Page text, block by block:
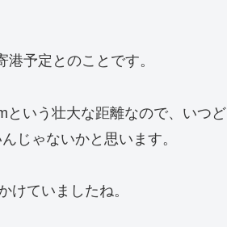
予定とのことです。
という壮大な距離なので、いつど
じゃないかと思います。
けていましたね。